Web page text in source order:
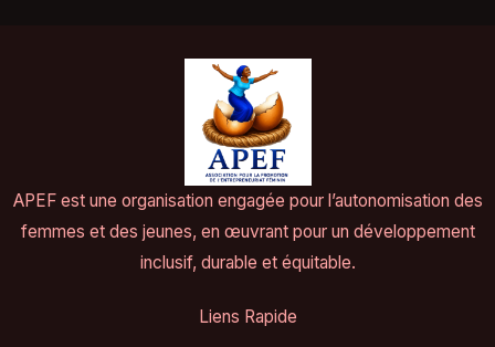
APEF est une organisation engagée pour l’autonomisation des
femmes et des jeunes, en œuvrant pour un développement
inclusif, durable et équitable.
Liens Rapide